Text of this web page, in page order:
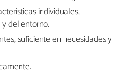
individuales,
del entorno.
suficiente en necesidades y